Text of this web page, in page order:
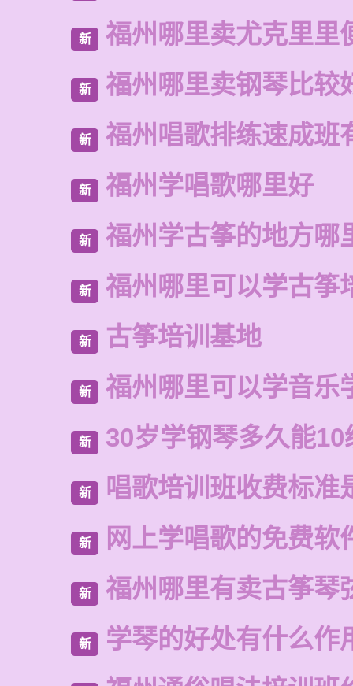
新 福州哪里卖尤克里里
新 福州哪里卖钢琴比较
新 福州唱歌排练速成班
新 福州学唱歌哪里好
新 福州学古筝的地方哪
新 福州哪里可以学古筝
新 古筝培训基地
新 福州哪里可以学音乐
新 30岁学钢琴多久能10
新 唱歌培训班收费标准
新 网上学唱歌的免费软
新 福州哪里有卖古筝琴
新 学琴的好处有什么作